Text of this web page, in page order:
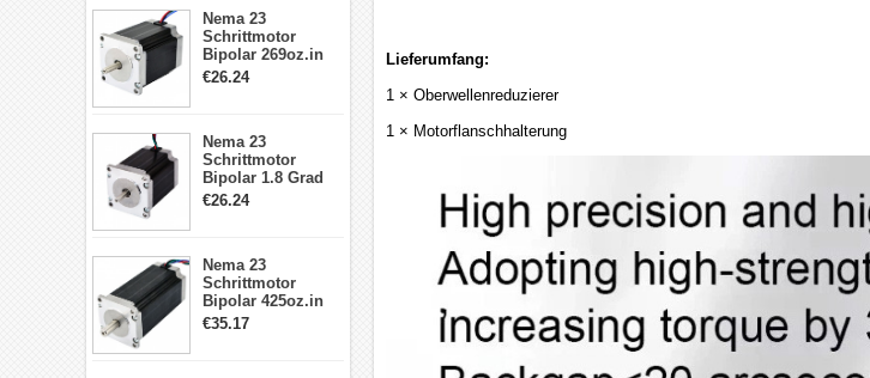
Nema 23
Schrittmotor
Bipolar 269oz.in
2,8A 57x57x76mm
€26.24
Nema 23
Schrittmotor
Bipolar 1.8 Grad
1.9Nm 3A 3.36V 4
€26.24
Nema 23
Schrittmotor
Bipolar 425oz.in
4.2A 57x57x114mm
€35.17
Lieferumfang:
1 × Oberwellenreduzierer
1 × Motorflanschhalterung